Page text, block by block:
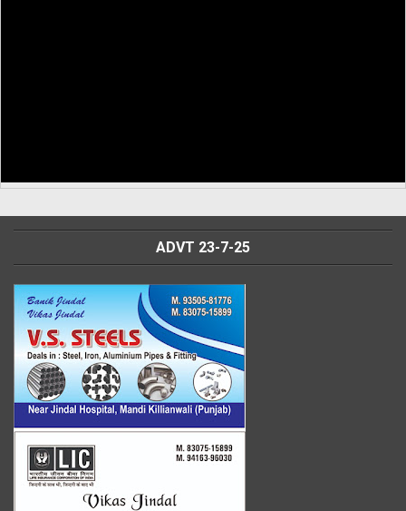
ADVT 23-7-25